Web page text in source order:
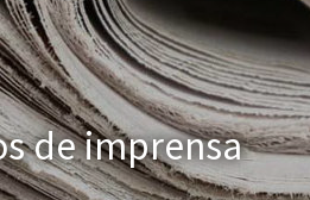
de imprensa